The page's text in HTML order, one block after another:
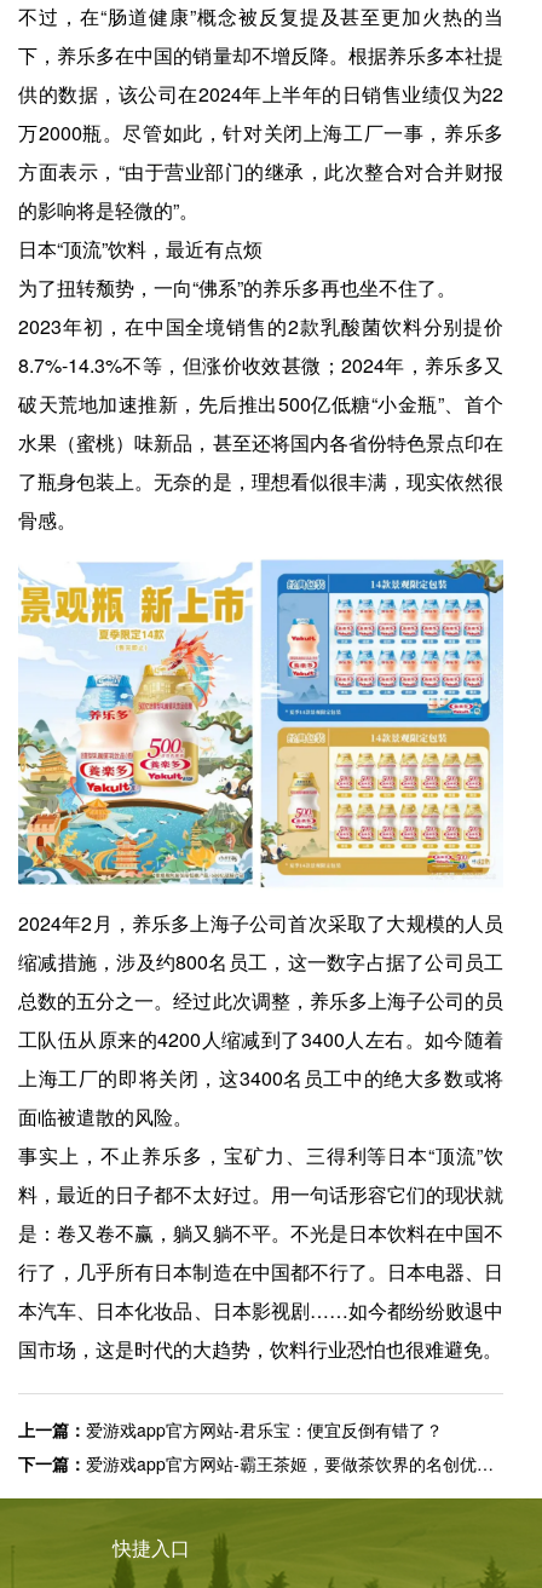
不过，在“肠道健康”概念被反复提及甚至更加火热的当
下，养乐多在中国的销量却不增反降。根据养乐多本社提
供的数据，该公司在2024年上半年的日销售业绩仅为22
万2000瓶。尽管如此，针对关闭上海工厂一事，养乐多
方面表示，“由于营业部门的继承，此次整合对合并财报
的影响将是轻微的”。
日本“顶流”饮料，最近有点烦
为了扭转颓势，一向“佛系”的养乐多再也坐不住了。
2023年初，在中国全境销售的2款乳酸菌饮料分别提价
8.7%-14.3%不等，但涨价收效甚微；2024年，养乐多又
破天荒地加速推新，先后推出500亿低糖“小金瓶”、首个
水果（蜜桃）味新品，甚至还将国内各省份特色景点印在
了瓶身包装上。无奈的是，理想看似很丰满，现实依然很
骨感。
2024年2月，养乐多上海子公司首次采取了大规模的人员
缩减措施，涉及约800名员工，这一数字占据了公司员工
总数的五分之一。经过此次调整，养乐多上海子公司的员
工队伍从原来的4200人缩减到了3400人左右。如今随着
上海工厂的即将关闭，这3400名员工中的绝大多数或将
面临被遣散的风险。
事实上，不止养乐多，宝矿力、三得利等日本“顶流”饮
料，最近的日子都不太好过。用一句话形容它们的现状就
是：卷又卷不赢，躺又躺不平。不光是日本饮料在中国不
行了，几乎所有日本制造在中国都不行了。日本电器、日
本汽车、日本化妆品、日本影视剧……如今都纷纷败退中
国市场，这是时代的大趋势，饮料行业恐怕也很难避免。
上一篇： 爱游戏app官方网站-君乐宝：便宜反倒有错了？
下一篇： 爱游戏app官方网站-霸王茶姬，要做茶饮界的名创优品？
快捷入口